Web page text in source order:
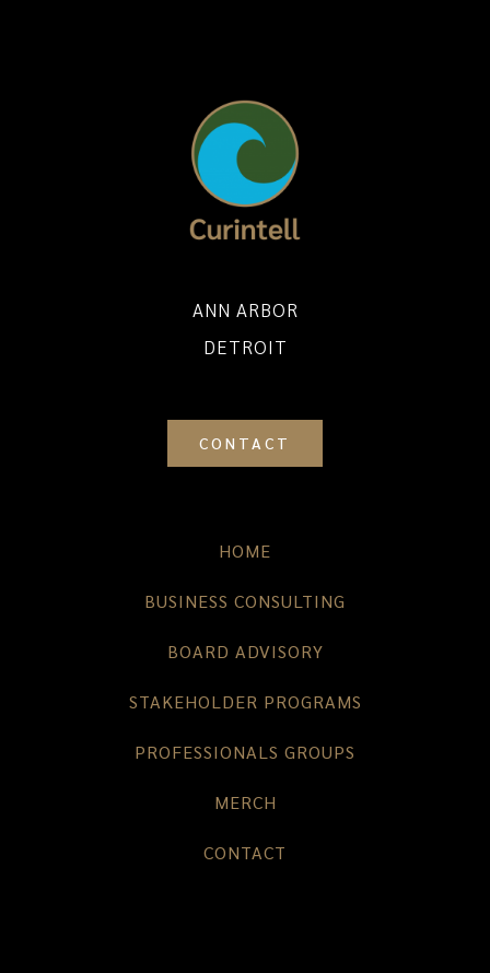
ANN ARBOR
DETROIT
CONTACT
HOME
BUSINESS CONSULTING
BOARD ADVISORY
STAKEHOLDER PROGRAMS
PROFESSIONALS GROUPS
MERCH
CONTACT